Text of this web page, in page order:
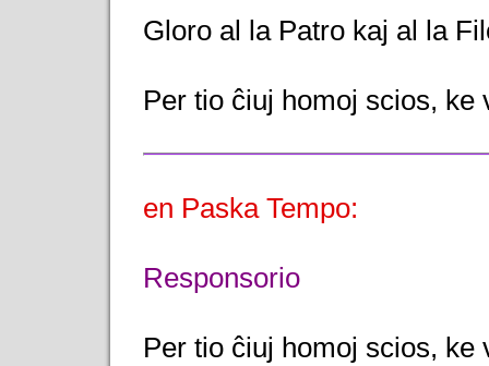
Gloro al la Patro kaj al la
Per tio ĉiuj homoj scios, ke
en Paska Tempo:
Responsorio
Per tio ĉiuj homoj scios,